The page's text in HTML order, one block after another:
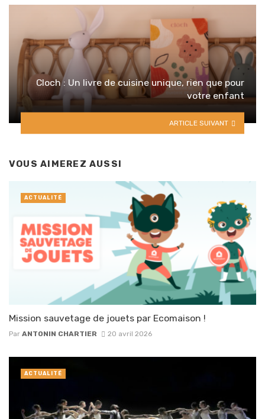
Cloch : Un livre de cuisine unique, rien que pour
votre enfant
ARTICLE SUIVANT
VOUS AIMEREZ AUSSI
Mission sauvetage de jouets par Ecomaison !
Par ANTONIN CHARTIER 20 avril 2026
ACTUALITÉ
ACTUALITÉ